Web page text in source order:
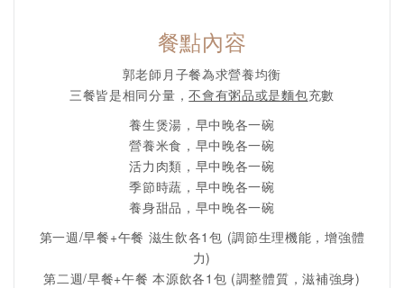
餐點內容
郭老師月子餐為求營養均衡
三餐皆是相同分量，不會有粥品或是麵包充數
養生煲湯，早中晚各一碗
營養米食，早中晚各一碗
活力肉類，早中晚各一碗
季節時蔬，早中晚各一碗
養身甜品，早中晚各一碗
第一週/早餐+午餐 滋生飲各1包 (調節生理機能，增強體
力)
第二週/早餐+午餐 本源飲各1包 (調整體質，滋補強身)